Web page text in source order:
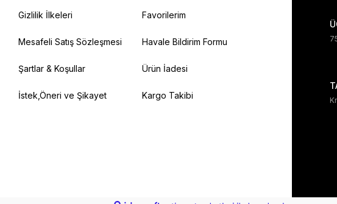
Gizlilik İlkeleri
Mesafeli Satış Sözleşmesi
Şartlar & Koşullar
İstek,Öneri ve Şikayet
Favorilerim
Havale Bildirim Formu
Ürün İadesi
Kargo Takibi